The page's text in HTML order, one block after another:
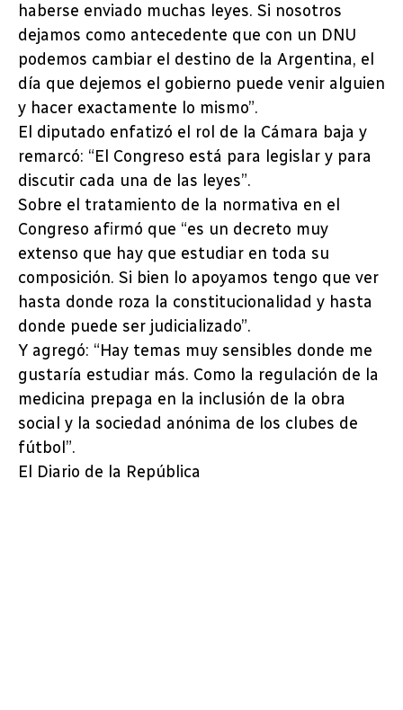
haberse enviado muchas leyes. Si nosotros
dejamos como antecedente que con un DNU
podemos cambiar el destino de la Argentina, el
día que dejemos el gobierno puede venir alguien
y hacer exactamente lo mismo”.
El diputado enfatizó el rol de la Cámara baja y
remarcó: “El Congreso está para legislar y para
discutir cada una de las leyes”.
Sobre el tratamiento de la normativa en el
Congreso afirmó que “es un decreto muy
extenso que hay que estudiar en toda su
composición. Si bien lo apoyamos tengo que ver
hasta donde roza la constitucionalidad y hasta
donde puede ser judicializado”.
Y agregó: “Hay temas muy sensibles donde me
gustaría estudiar más. Como la regulación de la
medicina prepaga en la inclusión de la obra
social y la sociedad anónima de los clubes de
fútbol”.
El Diario de la República